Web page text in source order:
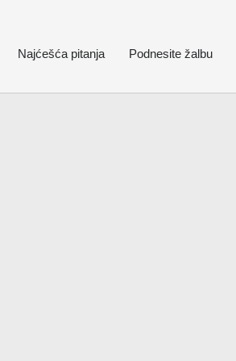
Najćešća pitanja Podnesite žalbu